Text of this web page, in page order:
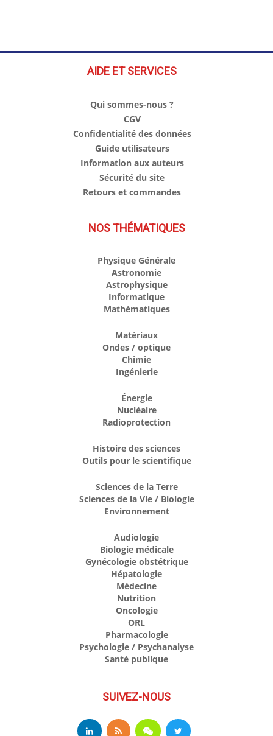
AIDE ET SERVICES
Qui sommes-nous ?
CGV
Confidentialité des données
Guide utilisateurs
Information aux auteurs
Sécurité du site
Retours et commandes
NOS THÉMATIQUES
Physique Générale
Astronomie
Astrophysique
Informatique
Mathématiques
Matériaux
Ondes / optique
Chimie
Ingénierie
Énergie
Nucléaire
Radioprotection
Histoire des sciences
Outils pour le scientifique
Sciences de la Terre
Sciences de la Vie / Biologie
Environnement
Audiologie
Biologie médicale
Gynécologie obstétrique
Hépatologie
Médecine
Nutrition
Oncologie
ORL
Pharmacologie
Psychologie / Psychanalyse
Santé publique
SUIVEZ-NOUS